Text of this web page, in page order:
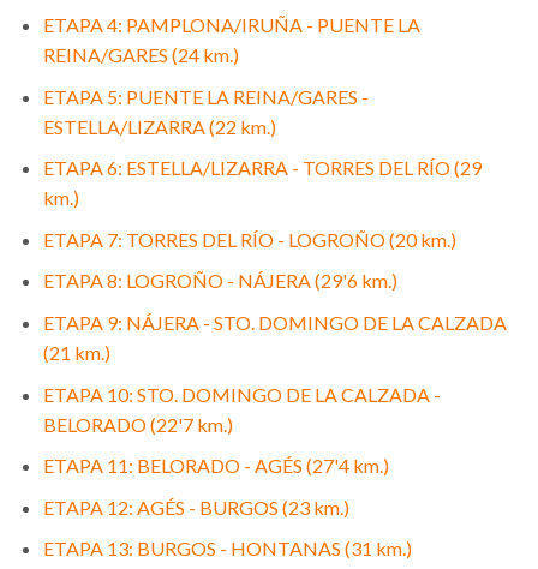
ETAPA 4: PAMPLONA/IRUÑA - PUENTE LA
REINA/GARES (24 km.)
ETAPA 5: PUENTE LA REINA/GARES -
ESTELLA/LIZARRA (22 km.)
ETAPA 6: ESTELLA/LIZARRA - TORRES DEL RÍO (29
km.)
ETAPA 7: TORRES DEL RÍO - LOGROÑO (20 km.)
ETAPA 8: LOGROÑO - NÁJERA (29'6 km.)
ETAPA 9: NÁJERA - STO. DOMINGO DE LA CALZADA
(21 km.)
ETAPA 10: STO. DOMINGO DE LA CALZADA -
BELORADO (22'7 km.)
ETAPA 11: BELORADO - AGÉS (27'4 km.)
ETAPA 12: AGÉS - BURGOS (23 km.)
ETAPA 13: BURGOS - HONTANAS (31 km.)